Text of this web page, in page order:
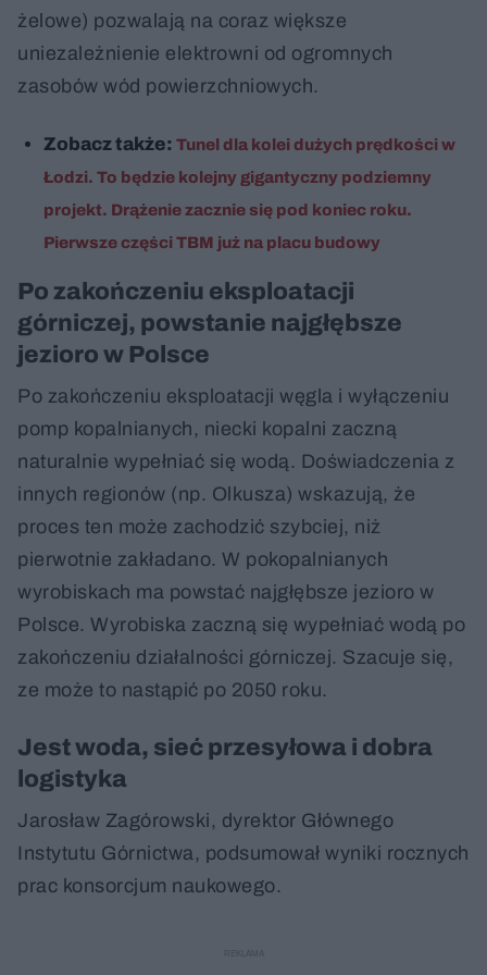
żelowe) pozwalają na coraz większe
uniezależnienie elektrowni od ogromnych
zasobów wód powierzchniowych.
Zobacz także: Tunel dla kolei dużych prędkości w
Łodzi. To będzie kolejny gigantyczny podziemny
projekt. Drążenie zacznie się pod koniec roku.
Pierwsze części TBM już na placu budowy
Po zakończeniu eksploatacji
górniczej, powstanie najgłębsze
jezioro w Polsce
Po zakończeniu eksploatacji węgla i wyłączeniu
pomp kopalnianych, niecki kopalni zaczną
naturalnie wypełniać się wodą. Doświadczenia z
innych regionów (np. Olkusza) wskazują, że
proces ten może zachodzić szybciej, niż
pierwotnie zakładano. W pokopalnianych
wyrobiskach ma powstać najgłębsze jezioro w
Polsce. Wyrobiska zaczną się wypełniać wodą po
zakończeniu działalności górniczej. Szacuje się,
ze może to nastąpić po 2050 roku.
Jest woda, sieć przesyłowa i dobra
logistyka
Jarosław Zagórowski, dyrektor Głównego
Instytutu Górnictwa, podsumował wyniki rocznych
prac konsorcjum naukowego.